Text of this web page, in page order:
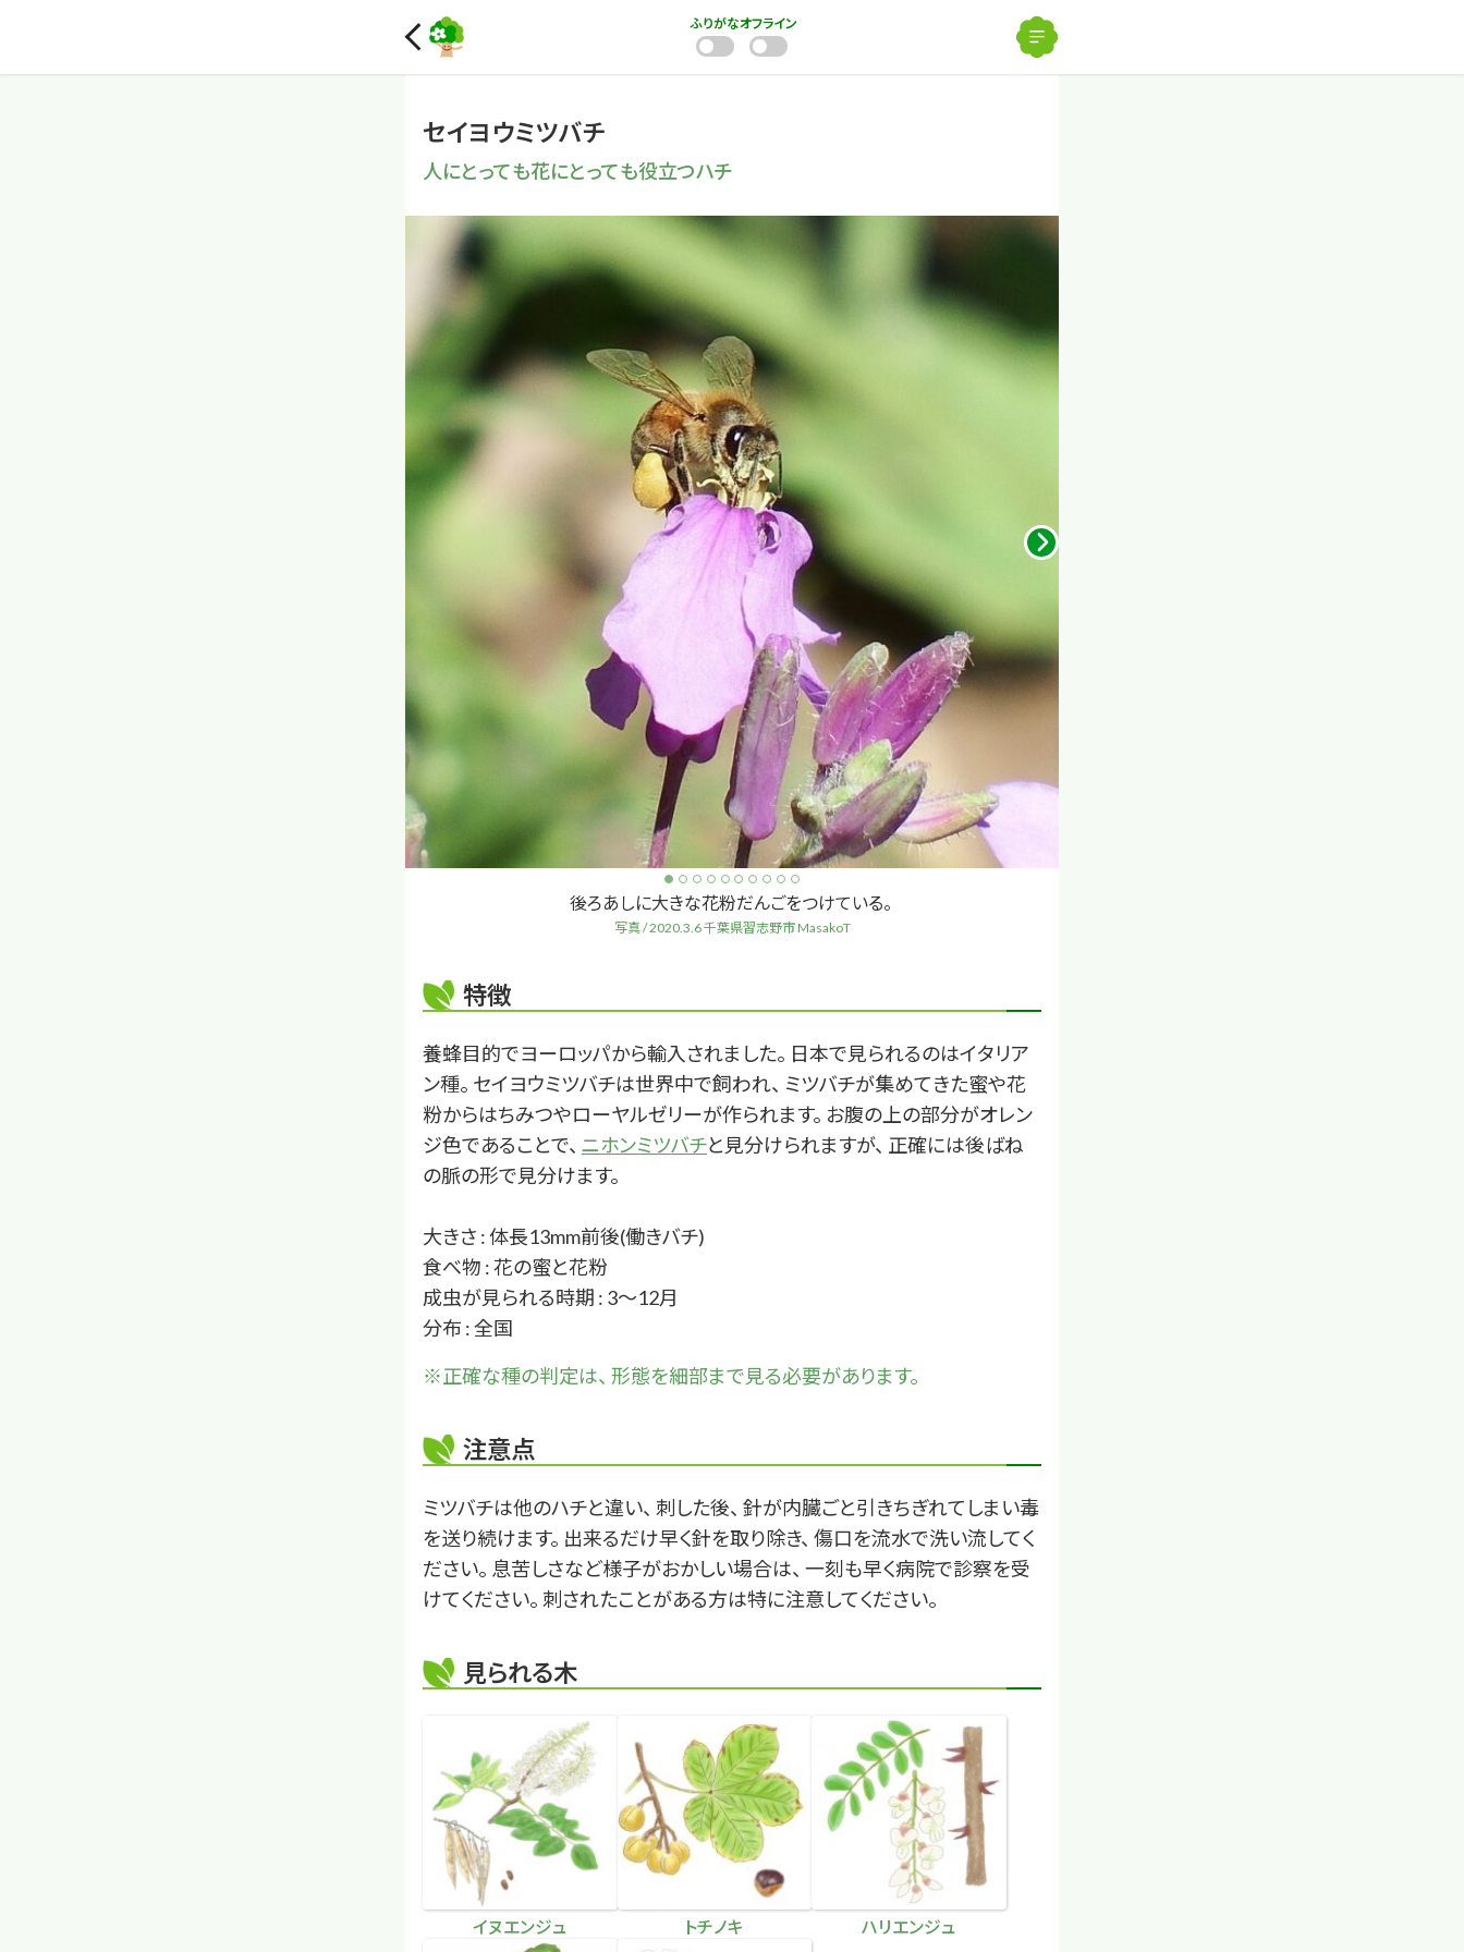
ふりがなオフライン
セイヨウミツバチ
人にとっても花にとっても役立つハチ
後ろあしに大きな花粉だんごをつけている。
写真 / 2020.3.6 千葉県習志野市 MasakoT
特徴
養蜂目的でヨーロッパから輸入されました。 日本で見られるのはイタリア
ン種。 セイヨウミツバチは世界中で飼われ、 ミツバチが集めてきた蜜や花
粉からはちみつやローヤルゼリーが作られます。 お腹の上の部分がオレン
ジ色であることで、 ニホンミツバチと見分けられますが、 正確には後ばね
の脈の形で見分けます。
大きさ : 体長13mm前後(働きバチ)
食べ物 : 花の蜜と花粉
成虫が見られる時期 : 3～12月
分布 : 全国
※正確な種の判定は、 形態を細部まで見る必要があります。
注意点
ミツバチは他のハチと違い、 刺した後、 針が内臓ごと引きちぎれてしまい毒
を送り続けます。 出来るだけ早く針を取り除き、 傷口を流水で洗い流してく
ださい。 息苦しさなど様子がおかしい場合は、 一刻も早く病院で診察を受
けてください。 刺されたことがある方は特に注意してください。
見られる木
イヌエンジュ トチノキ ハリエンジュ